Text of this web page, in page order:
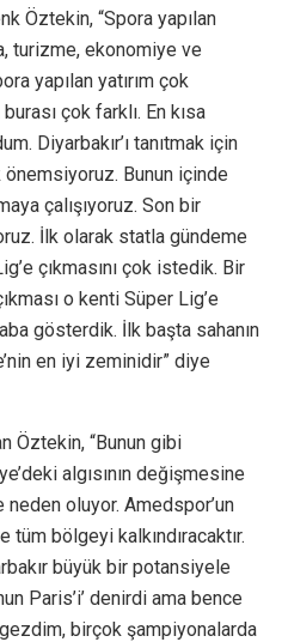
Öztekin, “Spora yapılan
turizme, ekonomiye ve
yapılan yatırım çok
çok farklı. En kısa
Diyarbakır’ı tanıtmak için
önemsiyoruz. Bunun içinde
çalışıyoruz. Son bir
İlk olarak statla gündeme
çıkmasını çok istedik. Bir
o kenti Süper Lig’e
gösterdik. İlk başta sahanın
en iyi zeminidir” diye
Öztekin, “Bunun gibi
algısının değişmesine
oluyor. Amedspor’un
tüm bölgeyi kalkındıracaktır.
büyük bir potansiyele
Paris’i’ denirdi ama bence
birçok şampiyonalarda